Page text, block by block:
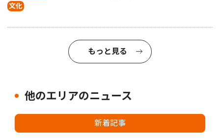
文化
もっと見る
他のエリアのニュース
新着記事